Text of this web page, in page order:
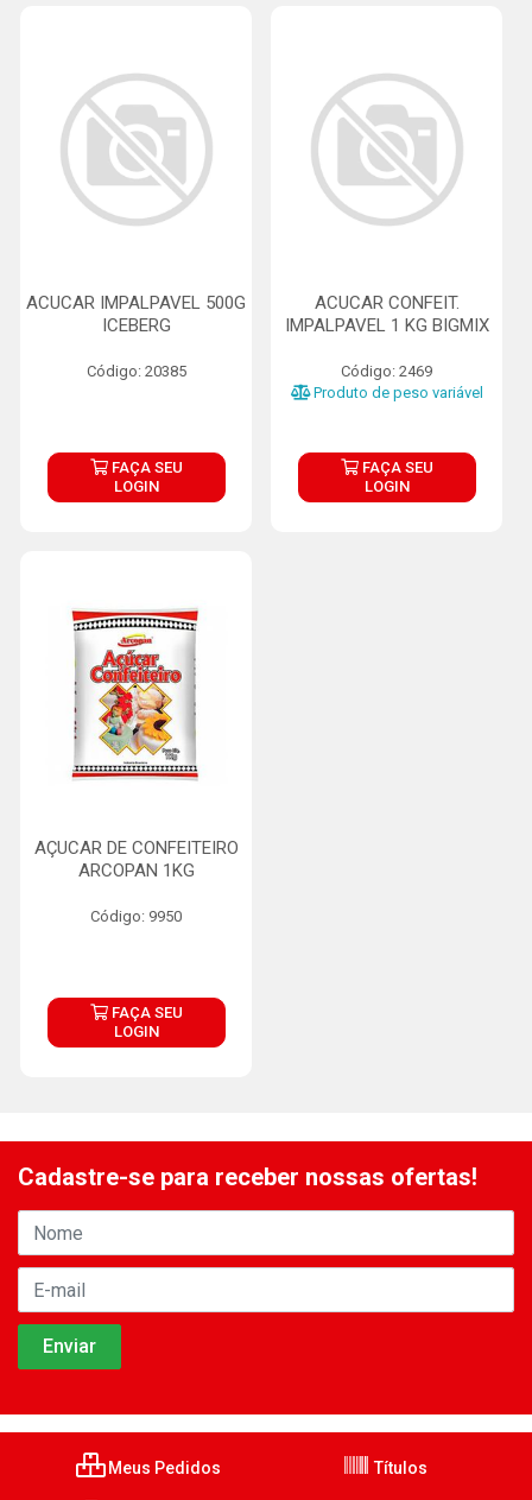
ACUCAR IMPALPAVEL 500G
ICEBERG
Código: 20385
FAÇA SEU
LOGIN
ACUCAR CONFEIT.
IMPALPAVEL 1 KG BIGMIX
Código: 2469
Produto de peso variável
FAÇA SEU
LOGIN
AÇUCAR DE CONFEITEIRO
ARCOPAN 1KG
Código: 9950
FAÇA SEU
LOGIN
Cadastre-se para receber nossas ofertas!
Meus Pedidos Títulos